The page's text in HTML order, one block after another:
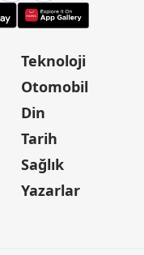
Teknoloji
Otomobil
Din
Tarih
Sağlık
Yazarlar